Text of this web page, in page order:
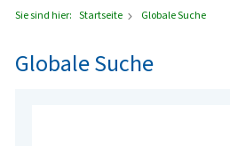
Sie sind hier: Startseite Globale Suche
Globale Suche